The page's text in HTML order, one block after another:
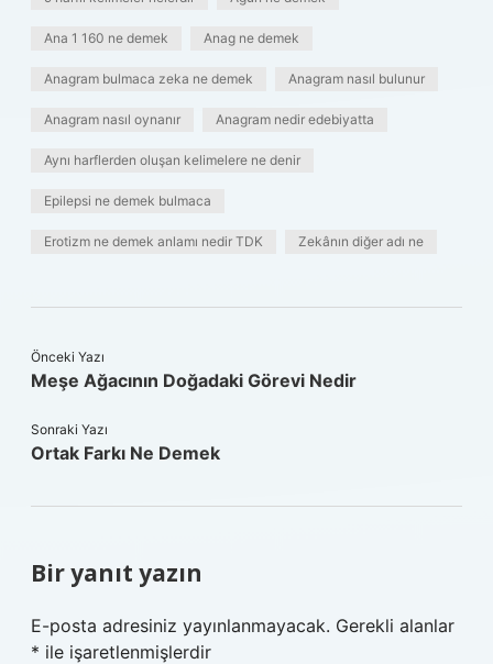
Ana 1 160 ne demek Anag ne demek
Anagram bulmaca zeka ne demek Anagram nasıl bulunur
Anagram nasıl oynanır Anagram nedir edebiyatta
Aynı harflerden oluşan kelimelere ne denir
Epilepsi ne demek bulmaca
Erotizm ne demek anlamı nedir TDK Zekânın diğer adı ne
Önceki Yazı
Meşe Ağacının Doğadaki Görevi Nedir
Sonraki Yazı
Ortak Farkı Ne Demek
Bir yanıt yazın
E-posta adresiniz yayınlanmayacak. Gerekli alanlar
* ile işaretlenmişlerdir